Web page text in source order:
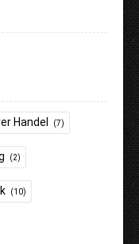
Handel (7)
(2)
(10)